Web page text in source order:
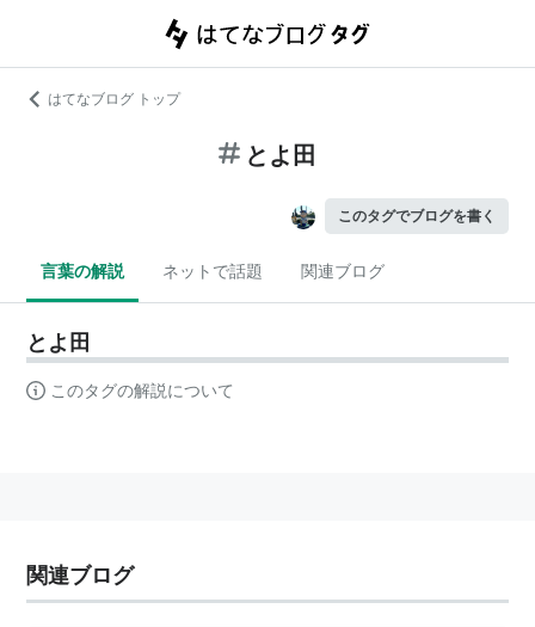
はてなブログ トップ
とよ田
このタグでブログを書く
言葉の解説 ネットで話題 関連ブログ
とよ田
このタグの解説について
関連ブログ